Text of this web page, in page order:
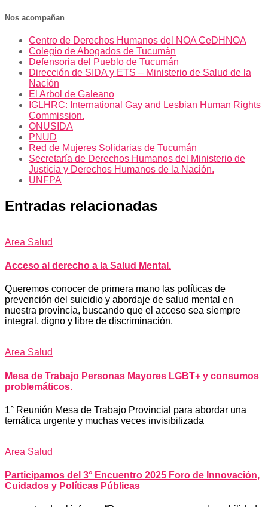
Nos acompañan
Centro de Derechos Humanos del NOA CeDHNOA
Colegio de Abogados de Tucumán
Defensoria del Pueblo de Tucumán
Dirección de SIDA y ETS – Ministerio de Salud de la
Nación
El Arbol de Galeano
IGLHRC: International Gay and Lesbian Human Rights
Commission.
ONUSIDA
PNUD
Red de Mujeres Solidarias de Tucumán
Secretaría de Derechos Humanos del Ministerio de
Justicia y Derechos Humanos de la Nación.
UNFPA
Entradas relacionadas
Area Salud
Acceso al derecho a la Salud Mental.
Queremos conocer de primera mano las políticas de
prevención del suicidio y abordaje de salud mental en
nuestra provincia, buscando que el acceso sea siempre
integral, digno y libre de discriminación.
Area Salud
Mesa de Trabajo Personas Mayores LGBT+ y consumos
problemáticos.
1° Reunión Mesa de Trabajo Provincial para abordar una
temática urgente y muchas veces invisibilizada
Area Salud
Participamos del 3° Encuentro 2025 Foro de Innovación,
Cuidados y Políticas Públicas